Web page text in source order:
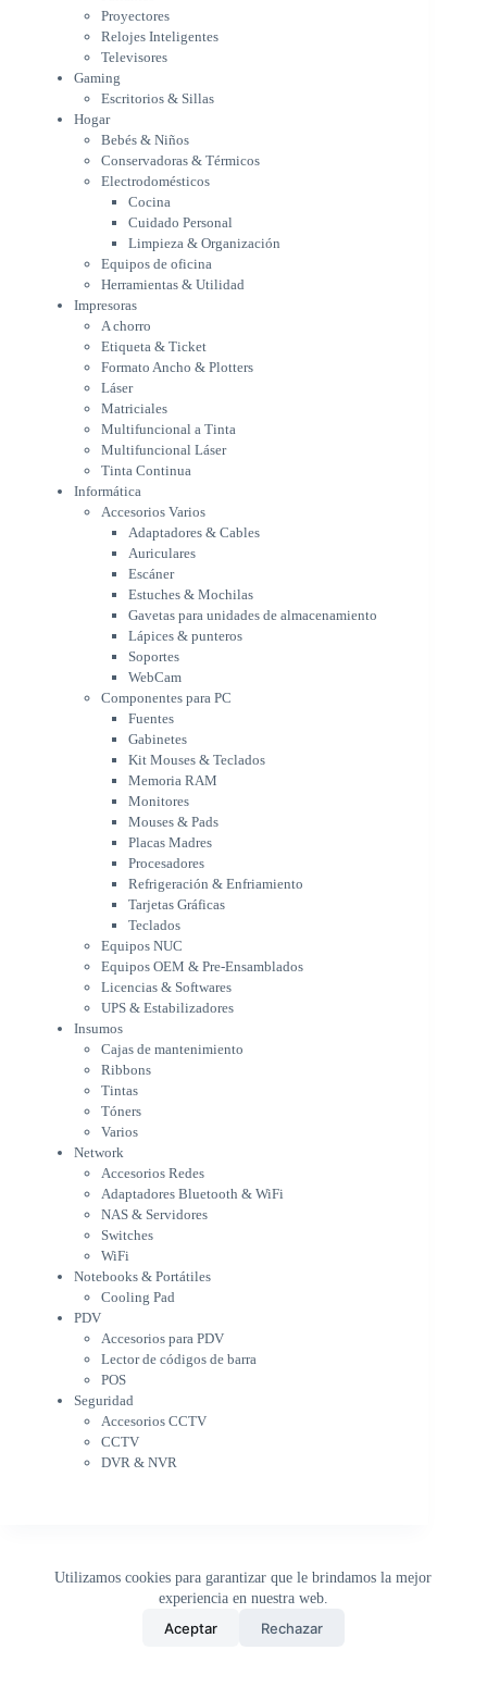
Utilizamos cookies para garantizar que le brindamos la mejor
experiencia en nuestra web.
Aceptar Rechazar
Electrodomésticos
Cocina
Cuidado Personal
Limpieza & Organización
Equipos de oficina
Herramientas & Utilidad
Impresoras
A chorro
Etiqueta & Ticket
Formato Ancho & Plotters
Matriciales
Multifuncional a Tinta
Tinta Continua
Informática
Accesorios Varios
Adaptadores & Cables
Auriculares
Escáner
Estuches & Mochilas
Gavetas para unidades de
almacenamiento
Lápices & punteros
Soportes
WebCam
Componentes para PC
Fuentes
Gabinetes
Kit Mouses & Teclados
Memoria RAM
Monitores
Mouses & Pads
Placas Madres
Procesadores
Refrigeración & Enfriamiento
Tarjetas Gráficas
Teclados
Equipos NUC
Equipos OEM & Pre-Ensamblados
Licencias & Softwares
UPS & Estabilizadores
Insumos
Cajas de mantenimiento
Ribbons
Tintas
Tóners
Varios
Network
Accesorios Redes
Adaptadores Bluetooth & WiFi
Switches
WiFi
Notebooks & Portátiles
Cargador para notebook
Cooling Pad
PDV
Accesorios para PDV
Lector de códigos de barra
POS
Seguridad
Accesorios CCTV
CCTV
DVR & NVR
Sin categorizar
Proyectores
Relojes Inteligentes
Televisores
Gaming
Escritorios & Sillas
Hogar
Bebés & Niños
Conservadoras & Térmicos
Electrodomésticos
Cocina
Cuidado Personal
Limpieza & Organización
Equipos de oficina
Herramientas & Utilidad
Impresoras
A chorro
Etiqueta & Ticket
Formato Ancho & Plotters
Láser
Matriciales
Multifuncional a Tinta
Multifuncional Láser
Tinta Continua
Informática
Accesorios Varios
Adaptadores & Cables
Auriculares
Escáner
Estuches & Mochilas
Gavetas para unidades de almacenamiento
Lápices & punteros
Soportes
WebCam
Componentes para PC
Fuentes
Gabinetes
Kit Mouses & Teclados
Memoria RAM
Monitores
Mouses & Pads
Placas Madres
Procesadores
Refrigeración & Enfriamiento
Tarjetas Gráficas
Teclados
Equipos NUC
Equipos OEM & Pre-Ensamblados
Licencias & Softwares
UPS & Estabilizadores
Insumos
Cajas de mantenimiento
Ribbons
Tintas
Tóners
Varios
Network
Accesorios Redes
Adaptadores Bluetooth & WiFi
NAS & Servidores
Switches
WiFi
Notebooks & Portátiles
Cooling Pad
PDV
Accesorios para PDV
Lector de códigos de barra
POS
Seguridad
Accesorios CCTV
CCTV
DVR & NVR